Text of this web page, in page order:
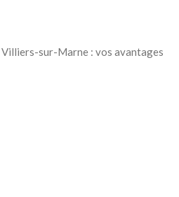
sur-Marne : vos avantages